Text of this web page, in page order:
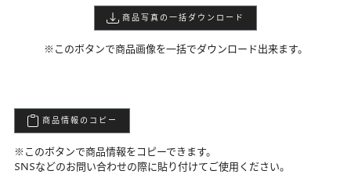
商品写真の一括ダウンロード
※このボタンで商品画像を一括でダウンロード出来ます。
商品情報のコピー
※このボタンで商品情報をコピーできます。
SNSなどのお問い合わせの際に貼り付けてご使用ください。